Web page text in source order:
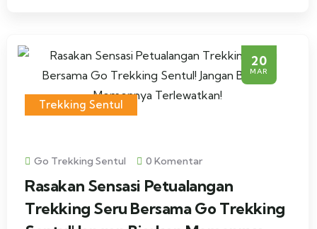
20
MAR
Trekking Sentul
Go Trekking Sentul 0 Komentar
Rasakan Sensasi Petualangan
Trekking Seru Bersama Go Trekking